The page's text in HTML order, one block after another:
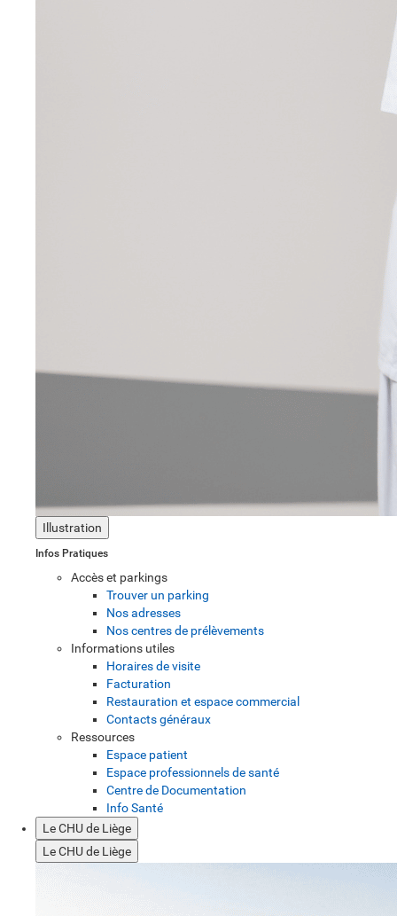
Illustration
Infos Pratiques
Accès et parkings
Trouver un parking
Nos adresses
Nos centres de prélèvements
Informations utiles
Horaires de visite
Facturation
Restauration et espace commercial
Contacts généraux
Ressources
Espace patient
Espace professionnels de santé
Centre de Documentation
Info Santé
Le CHU de Liège
Le CHU de Liège